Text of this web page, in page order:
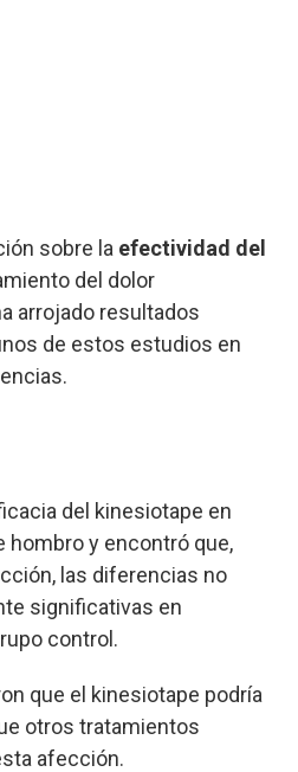
sobre la efectividad del
del dolor
arrojado resultados
de estos estudios en
del kinesiotape en
hombro y encontró que,
las diferencias no
significativas en
control.
que el kinesiotape podría
otros tratamientos
afección.